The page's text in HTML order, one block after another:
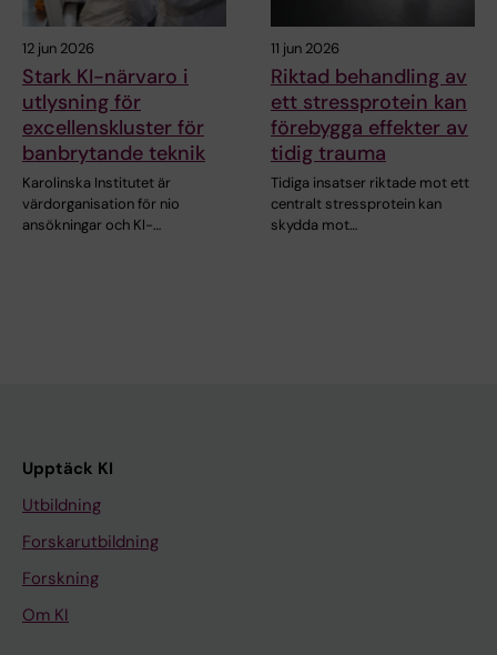
12 jun 2026
Stark KI-närvaro i
utlysning för
excellenskluster för
banbrytande teknik
Karolinska Institutet är
värdorganisation för nio
ansökningar och KI-…
11 jun 2026
Riktad behandling av
ett stressprotein kan
förebygga effekter av
tidig trauma
Tidiga insatser riktade mot ett
centralt stressprotein kan
skydda mot…
Upptäck KI
Utbildning
Forskarutbildning
Forskning
Om KI